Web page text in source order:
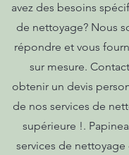
avez des besoins
de nettoyage? Nous
répondre et vous
sur mesure.
obtenir un devis
de nos services de
supérieure !.
services de